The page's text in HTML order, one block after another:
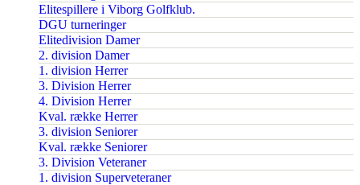
Elitespillere i Viborg Golfklub.
DGU turneringer
Elitedivision Damer
2. division Damer
1. division Herrer
3. Division Herrer
4. Division Herrer
Kval. række Herrer
3. division Seniorer
Kval. række Seniorer
3. Division Veteraner
1. division Superveteraner